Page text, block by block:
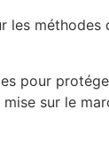
pour
sur le